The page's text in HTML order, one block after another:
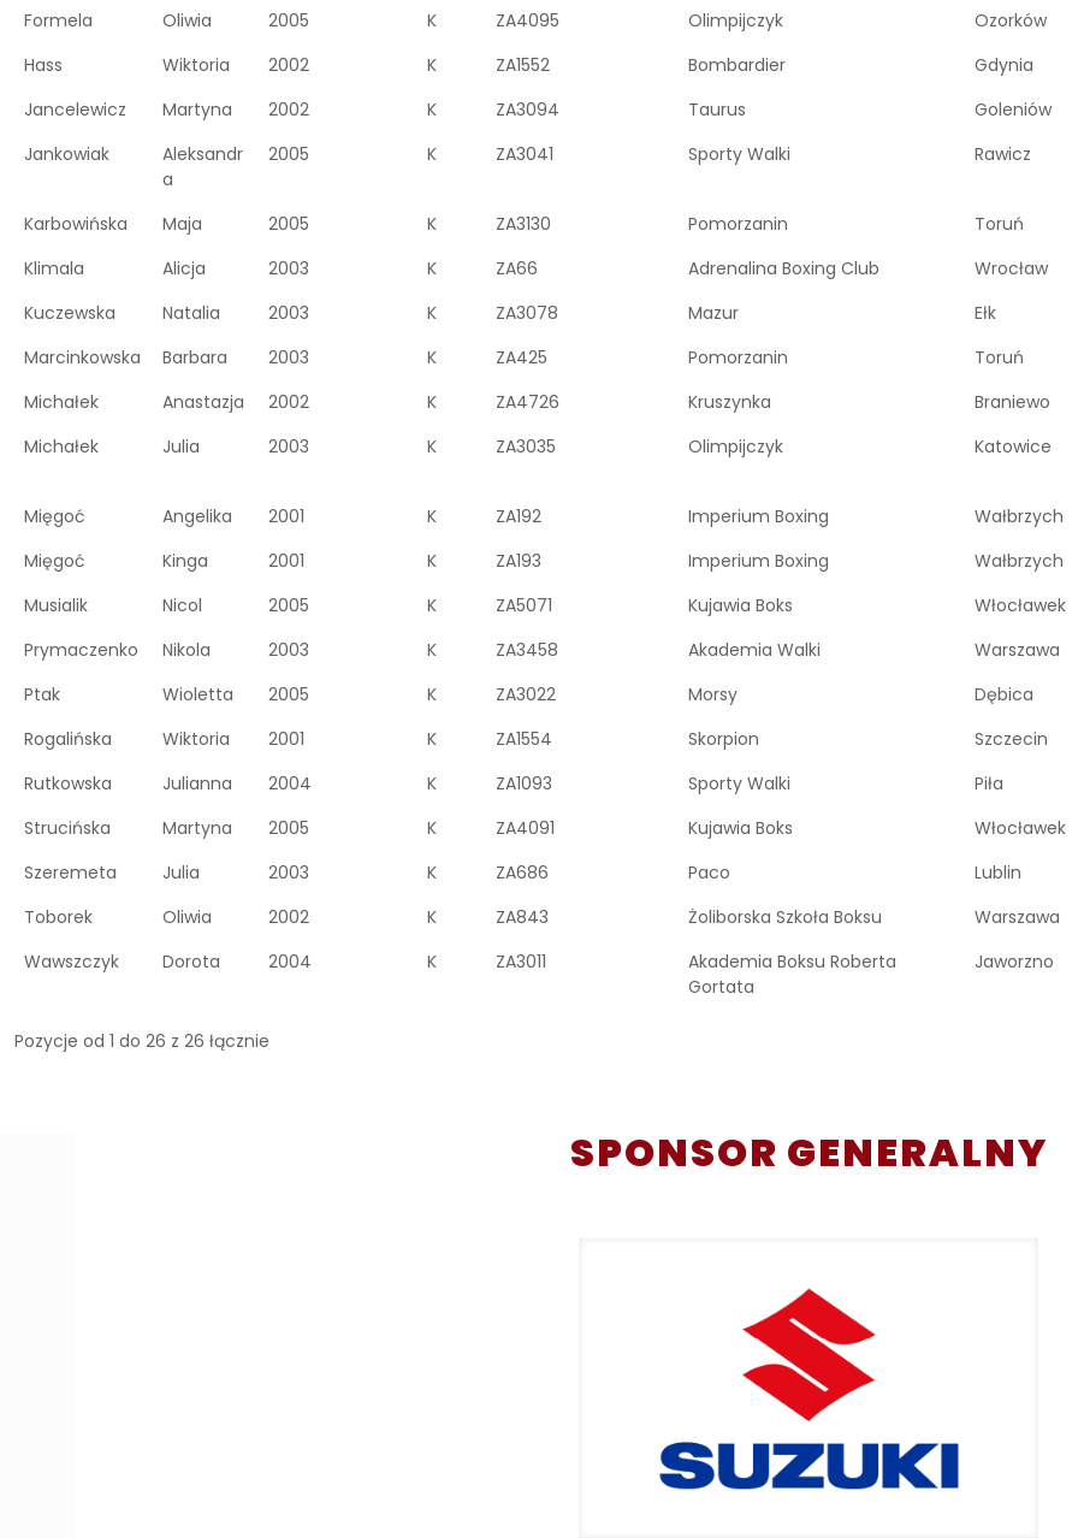
Formela
Oliwia 2005 K ZA4095 Olimpijczyk
Ozorków
Hass
Wiktoria 2002 K ZA1552 Bombardier
Gdynia
Jancelewicz
Martyna 2002 K ZA3094 Taurus
Goleniów
Jankowiak
Aleksandr
a
2005 K ZA3041 Sporty Walki Rawicz
Karbowińska Maja 2005 K ZA3130 Pomorzanin
Toruń
Klimala
Alicja 2003 K ZA66 Adrenalina Boxing Club
Wrocław
Kuczewska
Natalia 2003 K ZA3078 Mazur
Ełk
Marcinkowska
Barbara 2003 K ZA425 Pomorzanin
Toruń
Michałek
Anastazja 2002 K ZA4726 Kruszynka
Braniewo
Michałek
Julia 2003 K ZA3035 Olimpijczyk Katowice
Mięgoć Angelika 2001 K ZA192 Imperium Boxing
Wałbrzych
Mięgoć
Kinga 2001 K ZA193 Imperium Boxing
Wałbrzych
Musialik
Nicol 2005 K ZA5071 Kujawia Boks
Włocławek
Prymaczenko
Nikola 2003 K ZA3458 Akademia Walki
Warszawa
Ptak
Wioletta 2005 K ZA3022 Morsy
Dębica
Rogalińska
Wiktoria 2001 K ZA1554 Skorpion
Szczecin
Rutkowska
Julianna 2004 K ZA1093 Sporty Walki
Piła
Strucińska
Martyna 2005 K ZA4091 Kujawia Boks
Włocławek
Szeremeta
Julia 2003 K ZA686 Paco
Lublin
Toborek
Oliwia 2002 K ZA843 Żoliborska Szkoła Boksu
Warszawa
Wawszczyk
Dorota 2004 K ZA3011
Akademia Boksu Roberta
Gortata
Jaworzno
Pozycje od 1 do 26 z 26 łącznie
SPONSOR GENERALNY